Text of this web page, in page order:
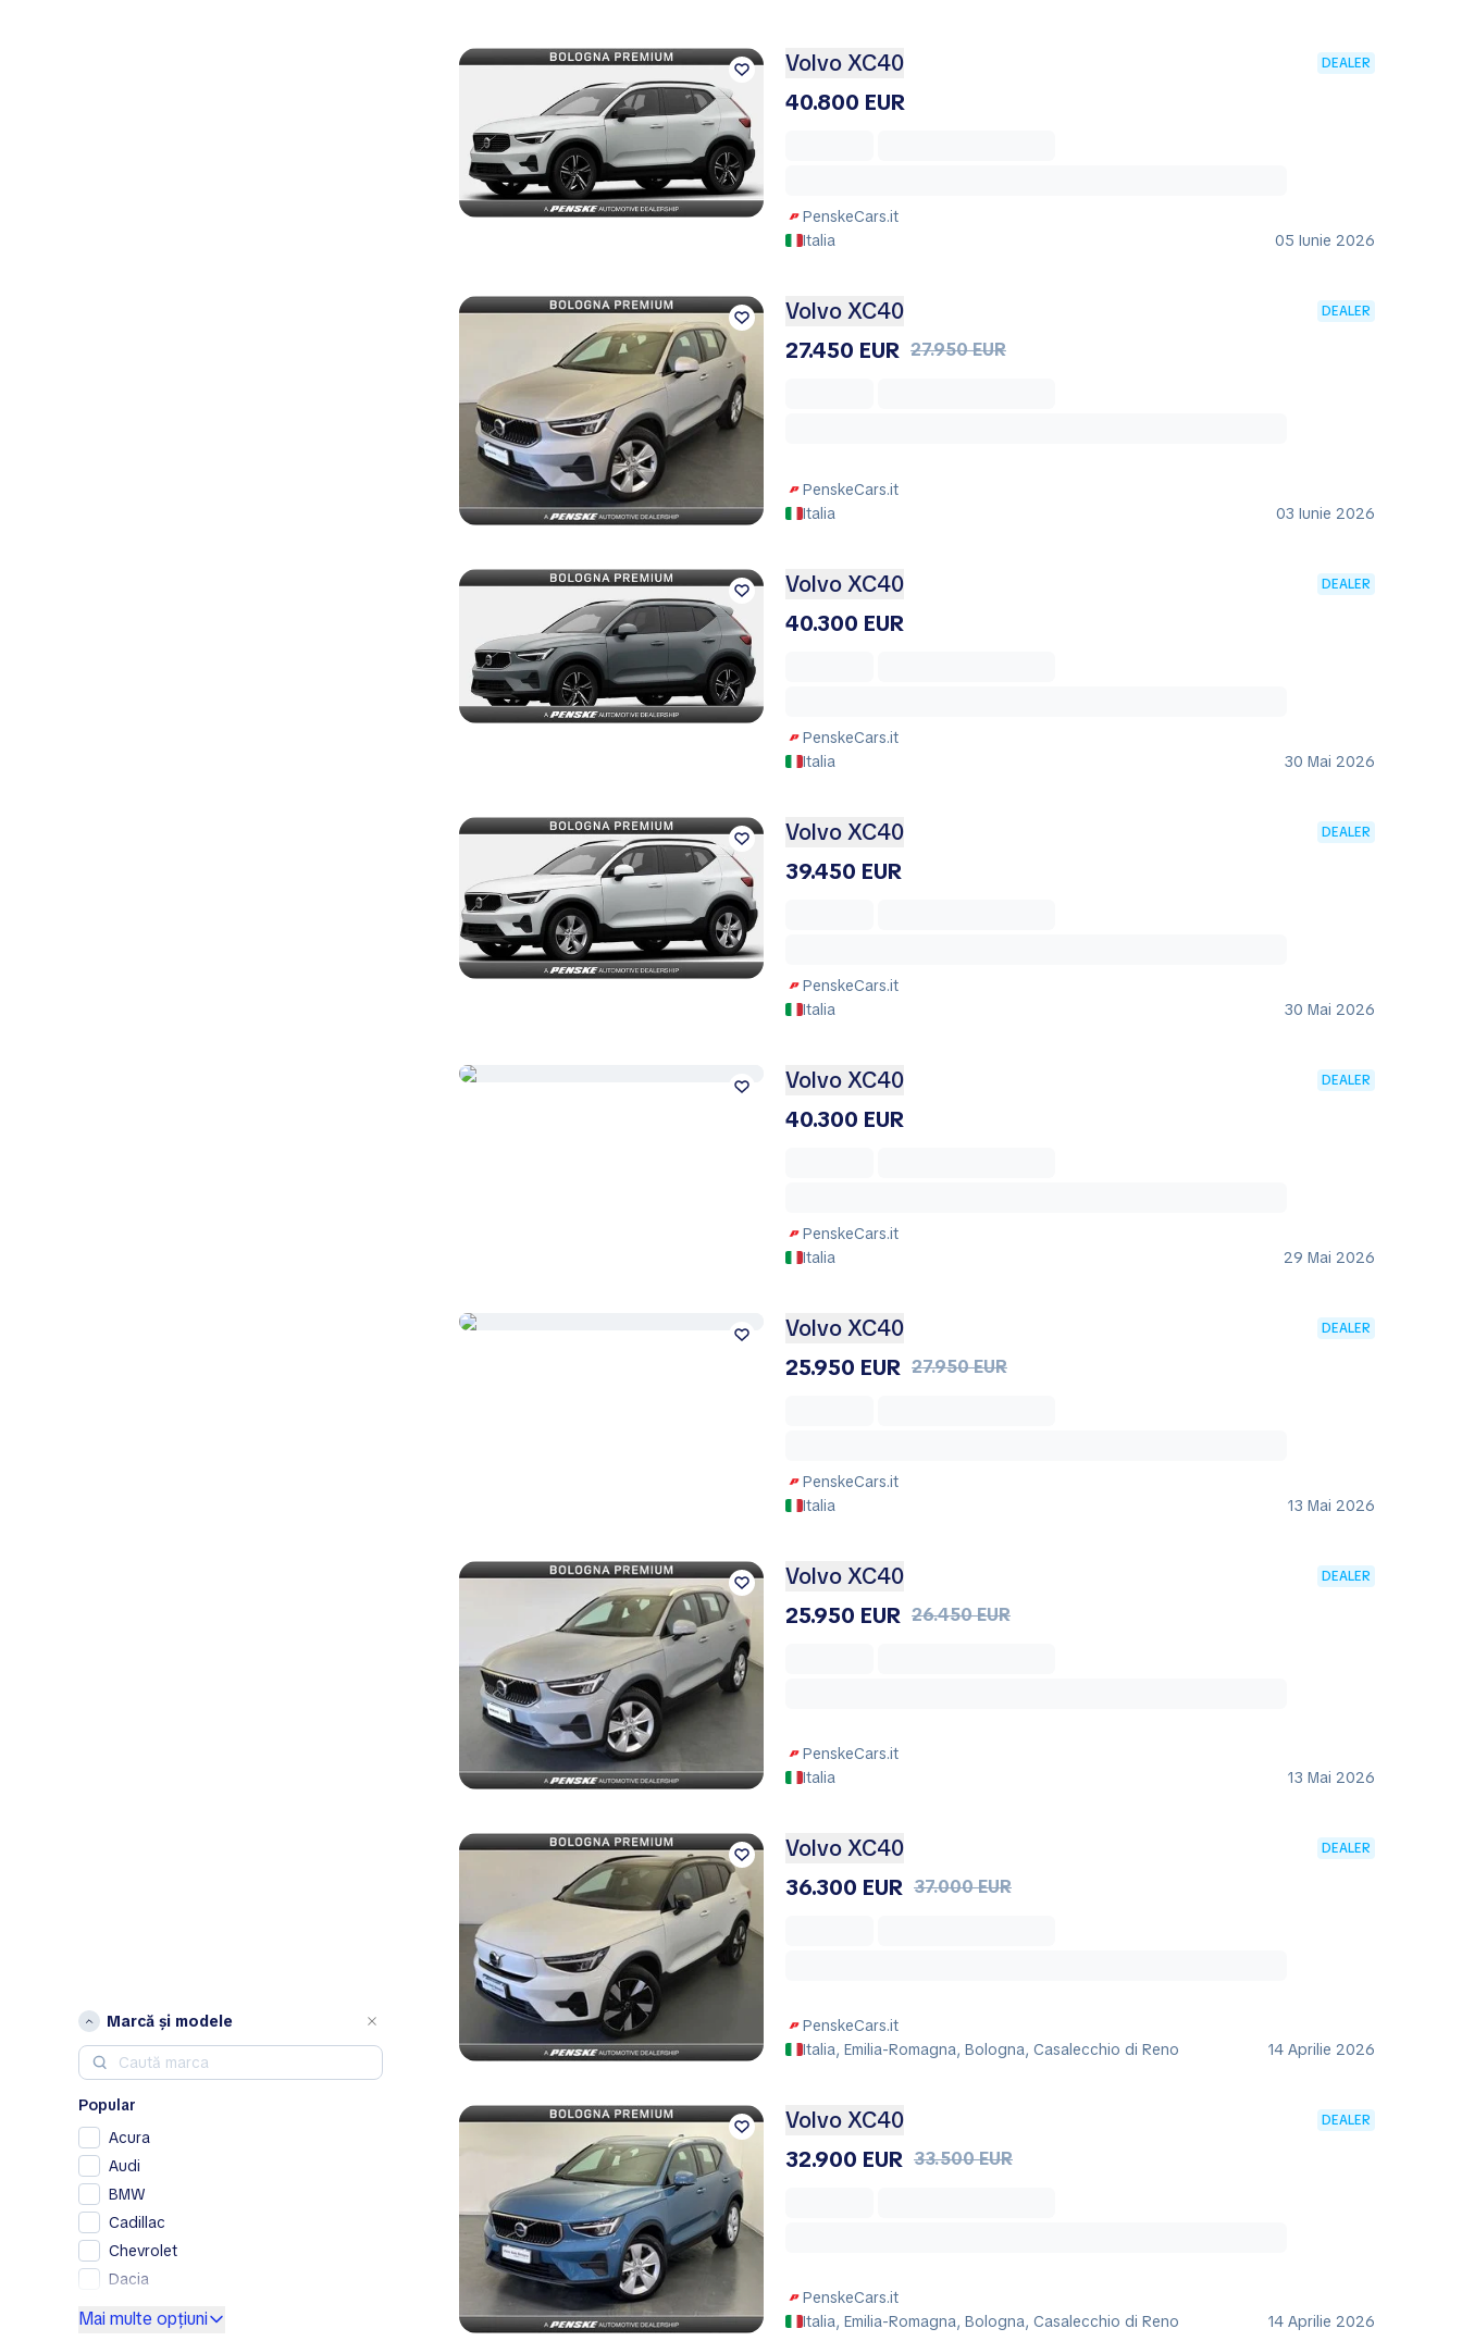
Marcă și modele
Popular
Acura
Audi
BMW
Cadillac
Chevrolet
Dacia
Mai multe opțiuni
Volvo XC40 DEALER
40.800 EUR
PenskeCars.it
Italia
05 Iunie 2026
Volvo XC40 DEALER
27.450 EUR 27.950 EUR
PenskeCars.it
Italia
03 Iunie 2026
Volvo XC40 DEALER
40.300 EUR
PenskeCars.it
Italia
30 Mai 2026
Volvo XC40 DEALER
39.450 EUR
PenskeCars.it
Italia
30 Mai 2026
Volvo XC40 DEALER
40.300 EUR
PenskeCars.it
Italia
29 Mai 2026
Volvo XC40 DEALER
25.950 EUR 27.950 EUR
PenskeCars.it
Italia
13 Mai 2026
Volvo XC40 DEALER
25.950 EUR 26.450 EUR
PenskeCars.it
Italia
13 Mai 2026
Volvo XC40 DEALER
36.300 EUR 37.000 EUR
PenskeCars.it
Italia, Emilia-Romagna, Bologna, Casalecchio di Reno
14 Aprilie 2026
Volvo XC40 DEALER
32.900 EUR 33.500 EUR
PenskeCars.it
Italia, Emilia-Romagna, Bologna, Casalecchio di Reno
14 Aprilie 2026